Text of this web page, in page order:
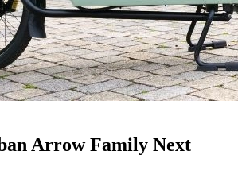
Arrow Family Next